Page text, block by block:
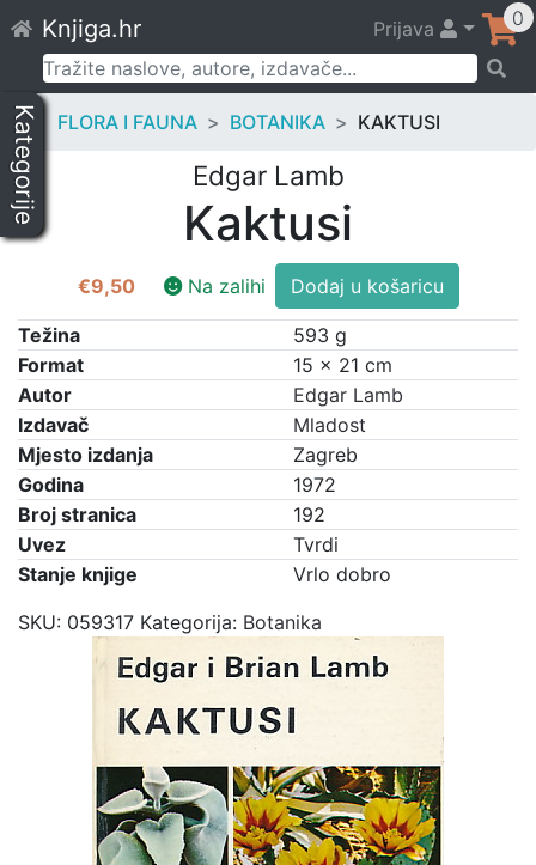
to
content
Knjiga.hr Prijava 0
Pretraži:
Kategorije FLORA I FAUNA BOTANIKA KAKTUSI
Edgar Lamb
Kaktusi
€9,50 Na zalihi
Kaktusi
količina
Dodaj u košaricu
Težina
593 g
Format
15 × 21 cm
Autor
Edgar Lamb
Izdavač
Mladost
Mjesto izdanja
Zagreb
Godina
1972
Broj stranica
192
Uvez
Tvrdi
Stanje knjige
Vrlo dobro
SKU: 059317 Kategorija: Botanika